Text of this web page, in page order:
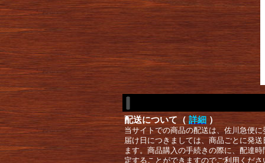
配送について（ 詳細 ）
当サイトでの商品の配送は、佐川急便
届け日につきましては、商品ごとに発
ます。商品購入の手続きの際に、配達
定することができますのでご利用くださ